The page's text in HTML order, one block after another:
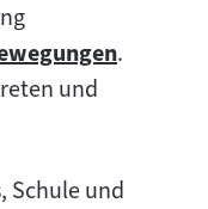
.
und
Schule und